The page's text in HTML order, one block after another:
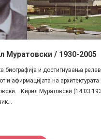
Муратовски / 1930-2005
биографија и достигнувања
и афирмацијата на
Кирил Муратовски